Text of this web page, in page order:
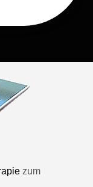
zum